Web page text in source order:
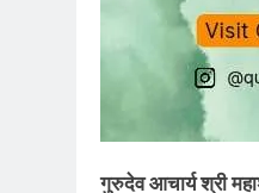
गुरुदेव आचार्य श्री